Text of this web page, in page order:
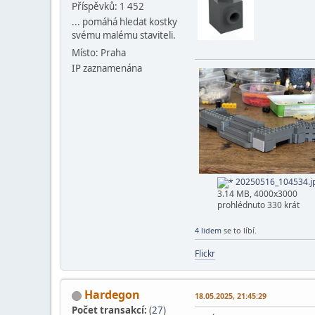
Příspěvků: 1 452
... pomáhá hledat kostky
svému malému staviteli.
Místo: Praha
IP zaznamenána
3.14 MB, 4000x3000
prohlédnuto 330 krát
4 lidem se to líbí.
Flickr
Hardegon
Počet transakcí: (27)
18.05.2025, 21:45:29